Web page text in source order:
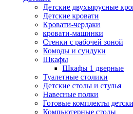
Детские двухъярусные
Детские кровати
Кровати-чердаки
кровати-машинки
Стенки с рабочей зоной
Комоды и сундуки
Шкафы
Шкафы 1 дверные
Туалетные столики
Детские столы и стулья
Навесные полки
Готовые комплекты
Компьютерные столы